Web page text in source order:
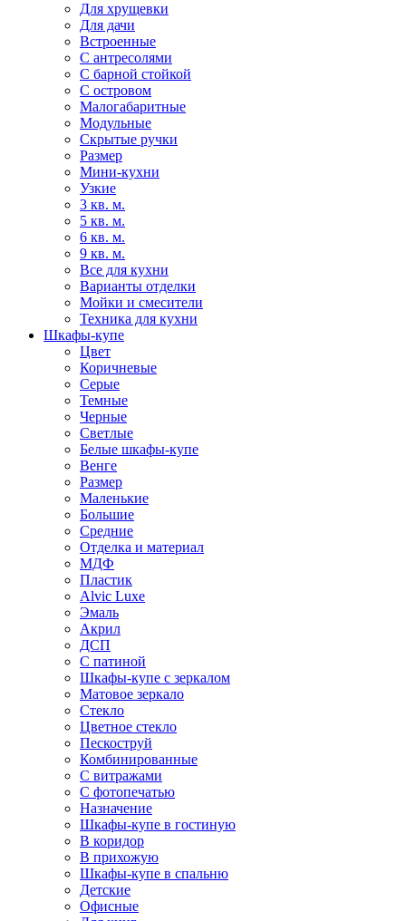
Для хрущевки
Для дачи
Встроенные
С антресолями
С барной стойкой
С островом
Малогабаритные
Модульные
Скрытые ручки
Размер
Мини-кухни
Узкие
3 кв. м.
5 кв. м.
6 кв. м.
9 кв. м.
Все для кухни
Варианты отделки
Мойки и смесители
Техника для кухни
Шкафы-купе
Цвет
Коричневые
Серые
Темные
Черные
Светлые
Белые шкафы-купе
Венге
Размер
Маленькие
Большие
Средние
Отделка и материал
МДФ
Пластик
Alvic Luxe
Эмаль
Акрил
ДСП
С патиной
Шкафы-купе с зеркалом
Матовое зеркало
Стекло
Цветное стекло
Пескоструй
Комбинированные
С витражами
С фотопечатью
Назначение
Шкафы-купе в гостиную
В коридор
В прихожую
Шкафы-купе в спальню
Детские
Офисные